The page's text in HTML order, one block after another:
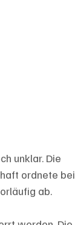
unklar. Die
ordnete bei
ab.